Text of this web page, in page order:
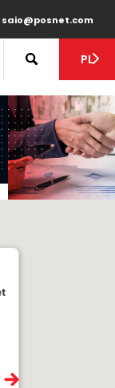
saio@posnet.com
PL